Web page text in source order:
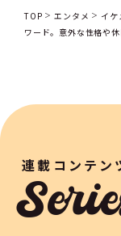
TOP エンタメ イケ
ワード。意外な性格や
連載コンテン